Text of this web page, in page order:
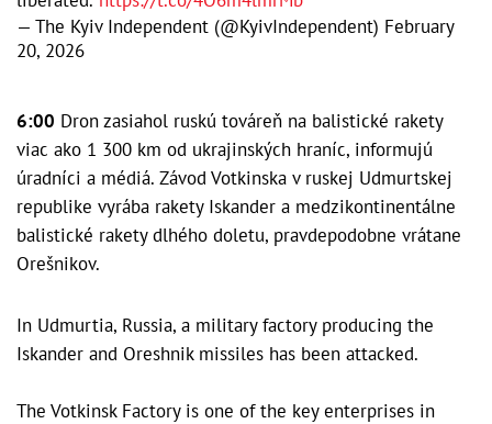
— The Kyiv Independent (@KyivIndependent) February
20, 2026
6:00 Dron zasiahol ruskú továreň na balistické rakety
viac ako 1 300 km od ukrajinských hraníc, informujú
úradníci a médiá. Závod Votkinska v ruskej Udmurtskej
republike vyrába rakety Iskander a medzikontinentálne
balistické rakety dlhého doletu, pravdepodobne vrátane
Orešnikov.
In Udmurtia, Russia, a military factory producing the
Iskander and Oreshnik missiles has been attacked.
The Votkinsk Factory is one of the key enterprises in